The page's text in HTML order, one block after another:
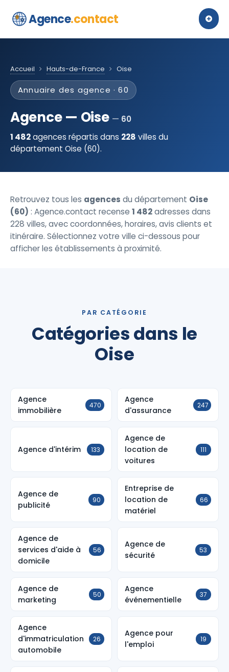
Agence.contact
Accueil Hauts-de-France Oise
Annuaire des agence · 60
Agence — Oise
60
1 482agences répartis dans 228 villes du
département Oise (60).
Retrouvez tous les agences du département Oise
(60) : Agence.contact recense 1 482adresses dans
228 villes, avec coordonnées, horaires, avis clients et
itinéraire. Sélectionnez votre ville ci-dessous pour
afficher les établissements à proximité.
PAR CATÉGORIE
Catégories dans le
Oise
Agence
immobilière
470
Agence
d'assurance
247
Agence d'intérim 133
Agence de
location de
voitures
111
Agence de
publicité
90
Entreprise de
location de
matériel
66
Agence de
services d'aide à
domicile
56
Agence de
sécurité
53
Agence de
marketing
50
Agence
événementielle
37
Agence
d'immatriculation
automobile
26
Agence pour
l'emploi
19